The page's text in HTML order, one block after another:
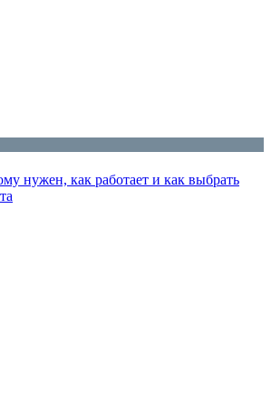
нужен, как работает и как выбрать